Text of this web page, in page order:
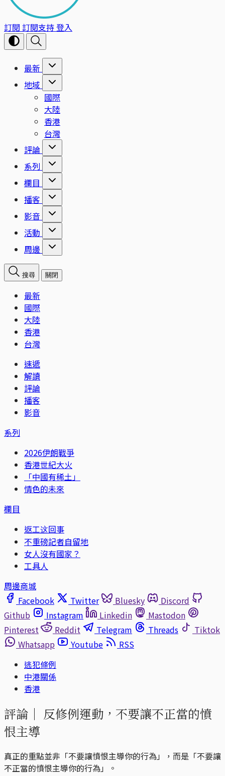
訂閱 訂閱支持登入
最新
地域
國際
大陸
香港
台灣
評論
系列
欄目
播客
影音
活動
周邊
搜尋 關閉
最新
國際
大陸
香港
台灣
速遞
解讀
評論
播客
影音
系列
2026伊朗戰爭
香港世紀大火
「中國有稀土」
情色的未來
欄目
返工这回事
不重磅記者自留地
女人沒有國家？
工具人
周邊商城
Facebook
Twitter Bluesky
Discord
Github
Instagram Linkedin
Mastodon
Pinterest
Reddit Telegram Threads
Tiktok
Whatsapp
Youtube
RSS
逃犯條例
中港關係
香港
評論｜ 反修例運動，不要讓不正當的憤
恨主導
真正的重點並非「不要讓憤恨主導你的行為」，而是「不要讓
不正當的憤恨主導你的行為」。